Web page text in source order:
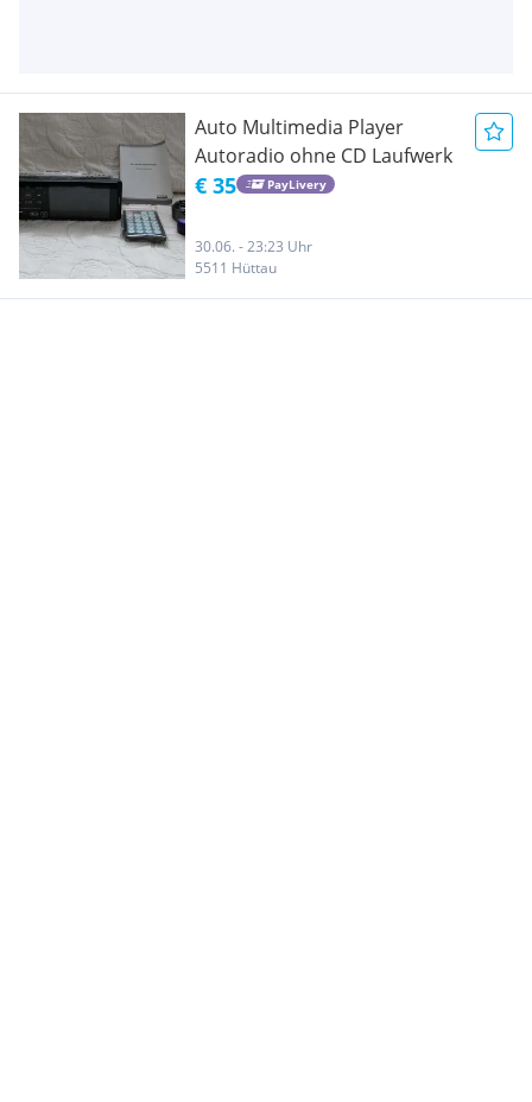
Auto Multimedia Player
Autoradio ohne CD Laufwerk
€ 35 PayLivery
30.06. - 23:23 Uhr
5511 Hüttau